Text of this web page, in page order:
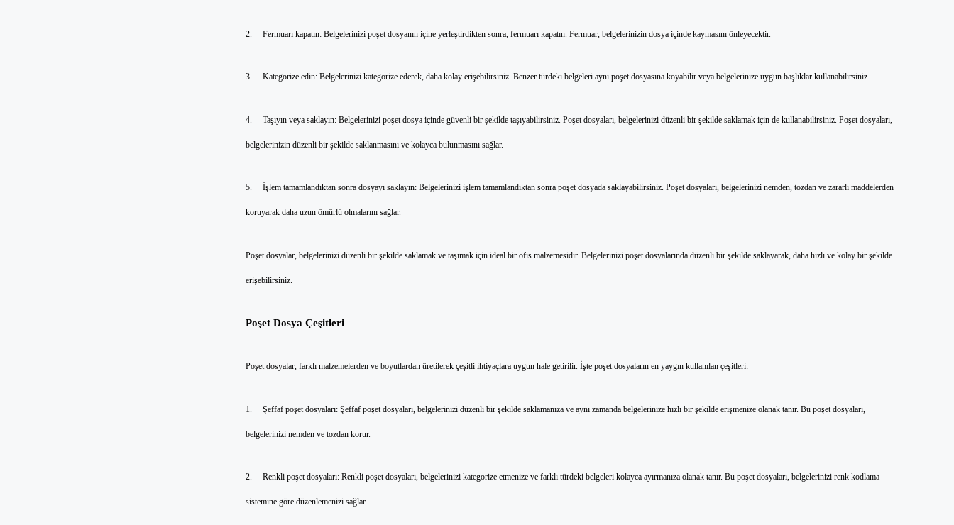
2. Fermuarı kapatın: Belgelerinizi poşet dosyanın içine yerleştirdikten sonra, fermuarı kapatın. Fermuar, belgelerinizin dosya içinde kaymasını önleyecektir.
3. Kategorize edin: Belgelerinizi kategorize ederek, daha kolay erişebilirsiniz. Benzer türdeki belgeleri aynı poşet dosyasına koyabilir veya belgelerinize uygun başlıklar kullanabilirsiniz.
4. Taşıyın veya saklayın: Belgelerinizi poşet dosya içinde güvenli bir şekilde taşıyabilirsiniz. Poşet dosyaları, belgelerinizi düzenli bir şekilde saklamak için de kullanabilirsiniz. Poşet dosyaları,
belgelerinizin düzenli bir şekilde saklanmasını ve kolayca bulunmasını sağlar.
5. İşlem tamamlandıktan sonra dosyayı saklayın: Belgelerinizi işlem tamamlandıktan sonra poşet dosyada saklayabilirsiniz. Poşet dosyaları, belgelerinizi nemden, tozdan ve zararlı maddelerden
koruyarak daha uzun ömürlü olmalarını sağlar.
Poşet dosyalar, belgelerinizi düzenli bir şekilde saklamak ve taşımak için ideal bir ofis malzemesidir. Belgelerinizi poşet dosyalarında düzenli bir şekilde saklayarak, daha hızlı ve kolay bir şekilde
erişebilirsiniz.
Poşet Dosya Çeşitleri
Poşet dosyalar, farklı malzemelerden ve boyutlardan üretilerek çeşitli ihtiyaçlara uygun hale getirilir. İşte poşet dosyaların en yaygın kullanılan çeşitleri:
1. Şeffaf poşet dosyaları: Şeffaf poşet dosyaları, belgelerinizi düzenli bir şekilde saklamanıza ve aynı zamanda belgelerinize hızlı bir şekilde erişmenize olanak tanır. Bu poşet dosyaları,
belgelerinizi nemden ve tozdan korur.
2. Renkli poşet dosyaları: Renkli poşet dosyaları, belgelerinizi kategorize etmenize ve farklı türdeki belgeleri kolayca ayırmanıza olanak tanır. Bu poşet dosyaları, belgelerinizi renk kodlama
sistemine göre düzenlemenizi sağlar.